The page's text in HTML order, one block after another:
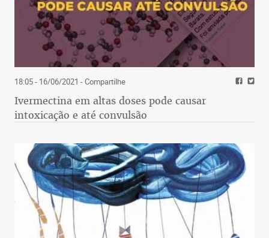
18:05 - 16/06/2021 - Compartilhe
Ivermectina em altas doses pode causar
intoxicação e até convulsão